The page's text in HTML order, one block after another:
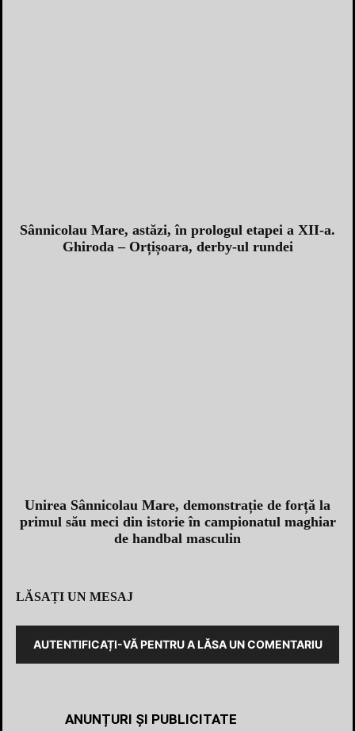
Sânnicolau Mare, astăzi, în prologul etapei a XII-a.
Ghiroda – Orțișoara, derby-ul rundei
Unirea Sânnicolau Mare, demonstrație de forță la
primul său meci din istorie în campionatul maghiar
de handbal masculin
LĂSAȚI UN MESAJ
AUTENTIFICAȚI-VĂ PENTRU A LĂSA UN COMENTARIU
ANUNȚURI ȘI PUBLICITATE